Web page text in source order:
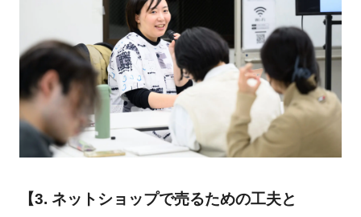
【3. ネットショップで売るための工夫と